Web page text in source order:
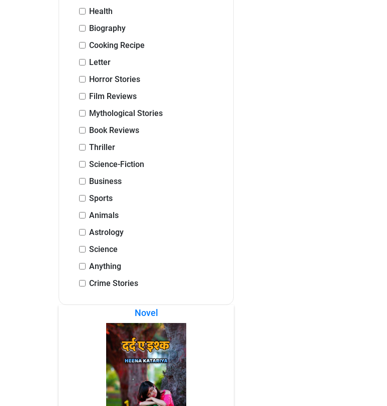
Health
Biography
Cooking Recipe
Letter
Horror Stories
Film Reviews
Mythological Stories
Book Reviews
Thriller
Science-Fiction
Business
Sports
Animals
Astrology
Science
Anything
Crime Stories
Novel